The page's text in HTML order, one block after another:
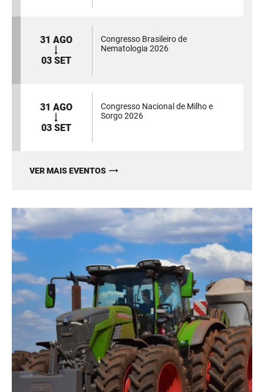
31 AGO
03 SET
Congresso Brasileiro de
Nematologia 2026
31 AGO
03 SET
Congresso Nacional de Milho e
Sorgo 2026
VER MAIS EVENTOS